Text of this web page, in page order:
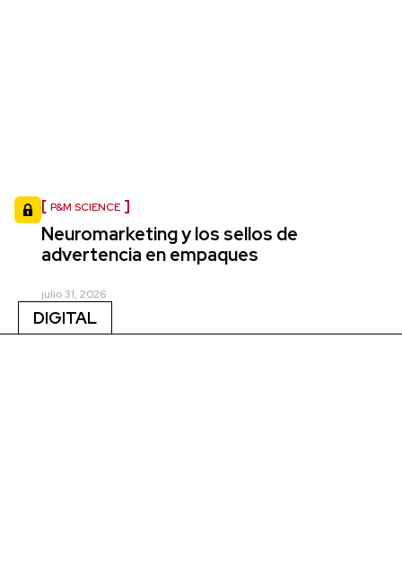
P&M SCIENCE
Neuromarketing y los sellos de
advertencia en empaques
julio 31, 2026
DIGITAL